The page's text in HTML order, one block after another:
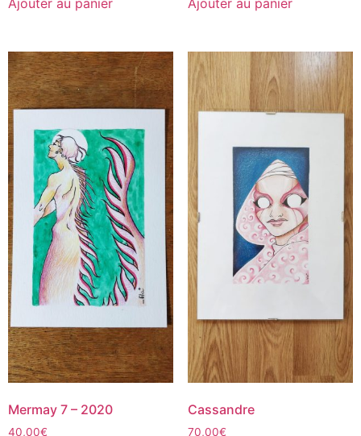
Ajouter au panier Ajouter au panier
Mermay 7 – 2020
40,00€
Cassandre
70,00€